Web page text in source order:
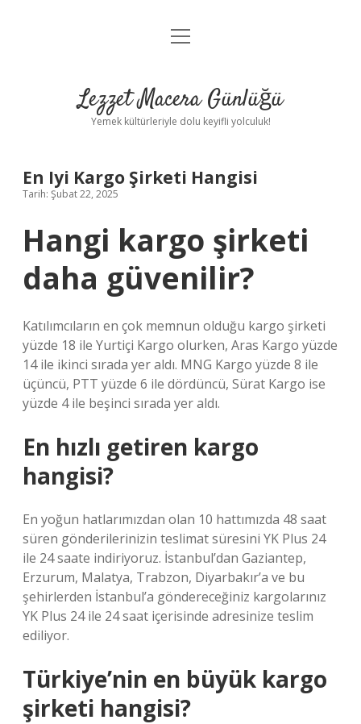
Anasayfa
Yasal Uyarı
menüyü
Lezzet Macera Günlüğü
Yemek kültürleriyle dolu keyifli yolculuk!
En Iyi Kargo Şirketi Hangisi
Tarih: Şubat 22, 2025
Hangi kargo şirketi
daha güvenilir?
Katılımcıların en çok memnun olduğu kargo şirketi
yüzde 18 ile Yurtiçi Kargo olurken, Aras Kargo yüzde
14 ile ikinci sırada yer aldı. MNG Kargo yüzde 8 ile
üçüncü, PTT yüzde 6 ile dördüncü, Sürat Kargo ise
yüzde 4 ile beşinci sırada yer aldı.
En hızlı getiren kargo
hangisi?
En yoğun hatlarımızdan olan 10 hattımızda 48 saat
süren gönderilerinizin teslimat süresini YK Plus 24
ile 24 saate indiriyoruz. İstanbul’dan Gaziantep,
Erzurum, Malatya, Trabzon, Diyarbakır’a ve bu
şehirlerden İstanbul’a göndereceğiniz kargolarınız
YK Plus 24 ile 24 saat içerisinde adresinize teslim
ediliyor.
Türkiye’nin en büyük kargo
şirketi hangisi?